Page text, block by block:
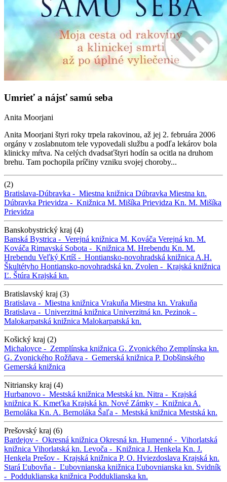
Umrieť a nájsť samú seba
Anita Moorjani
Anita Moorjani štyri roky trpela rakovinou, až jej 2. februára 2006
orgány v zoslabnutom tele vypovedali službu a podľa lekárov bola
klinicky mŕtva. Na celých dvadsaťštyri hodín sa ocitla na druhom
brehu. Tam pochopila príčiny vzniku svojej choroby...
(2)
Bratislava-Dúbravka - Miestna knižnica Dúbravka Miestna kn.
Dúbravka Prievidza - Knižnica M. Mišíka Prievidza Kn. M. Mišíka
Prievidza
Banskobystrický kraj (4)
Banská Bystrica - Verejná knižnica M. Kováča Verejná kn. M.
Kováča Rimavská Sobota - Knižnica M. Hrebendu Kn. M.
Hrebendu Veľký Krtíš - Hontiansko-novohradská knižnica A.H.
Škultétyho Hontiansko-novohradská kn. Zvolen - Krajská knižnica
Ľ. Štúra Krajská kn.
Bratislavský kraj (3)
Bratislava - Miestna knižnica Vrakuňa Miestna kn. Vrakuňa
Bratislava - Univerzitná knižnica Univerzitná kn. Pezinok -
Malokarpatská knižnica Malokarpatská kn.
Košický kraj (2)
Michalovce - Zemplínska knižnica G. Zvonického Zemplínska kn.
G. Zvonického Rožňava - Gemerská knižnica P. Dobšinského
Gemerská knižnica
Nitriansky kraj (4)
Hurbanovo - Mestská knižnica Mestská kn. Nitra - Krajská
knižnica K. Kmeťka Krajská kn. Nové Zámky - Knižnica A.
Bernoláka Kn. A. Bernoláka Šaľa - Mestská knižnica Mestská kn.
Prešovský kraj (6)
Bardejov - Okresná knižnica Okresná kn. Humenné - Vihorlatská
knižnica Vihorlatská kn. Levoča - Knižnica J. Henkela Kn. J.
Henkela Prešov - Krajská knižnica P. O. Hviezdoslava Krajská kn.
Stará Ľubovňa - Ľubovnianska knižnica Ľubovnianska kn. Svidník
- Podduklianska knižnica Podduklianska kn.